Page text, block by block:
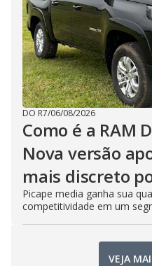
DO R7/06/08/2026
Como é a RAM
Nova versão
mais discreto
Picape media ganha sua
competitividade em um
VEJA